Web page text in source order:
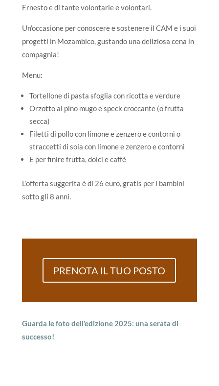
Ernesto e di tante volontarie e volontari.
Un’occasione per conoscere e sostenere il CAM e i suoi
progetti in Mozambico, gustando una deliziosa cena in
compagnia!
Menu:
Tortellone di pasta sfoglia con ricotta e verdure
Orzotto al pino mugo e speck croccante (o frutta
secca)
Filetti di pollo con limone e zenzero e contorni o
straccetti di soia con limone e zenzero e contorni
E per finire frutta, dolci e caffè
L’offerta suggerita è di 26 euro, gratis per i bambini
sotto gli 8 anni.
PRENOTA IL TUO POSTO
Guarda le foto dell’edizione 2025: una serata di
successo!